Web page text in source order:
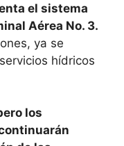
el sistema
Aérea No. 3.
ya se
hídricos
los